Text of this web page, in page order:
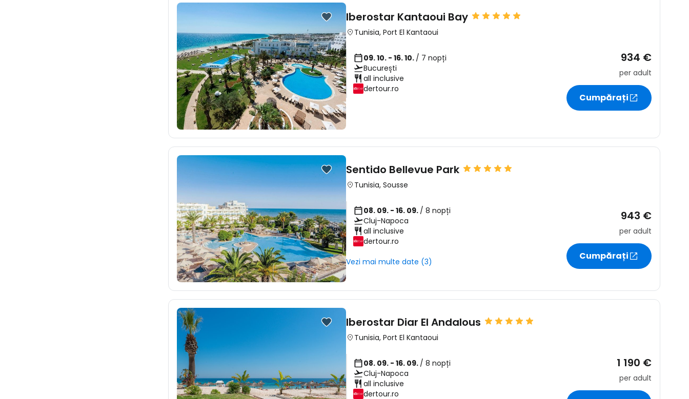
Iberostar Kantaoui Bay
Tunisia, Port El Kantaoui
09. 10. - 16. 10. / 7 nopți
București
all inclusive
dertour.ro
934 €
per adult
Cumpărați
Sentido Bellevue Park
Tunisia, Sousse
08. 09. - 16. 09. / 8 nopți
Cluj-Napoca
all inclusive
dertour.ro
Vezi mai multe date (3)
943 €
per adult
Cumpărați
Iberostar Diar El Andalous
Tunisia, Port El Kantaoui
08. 09. - 16. 09. / 8 nopți
Cluj-Napoca
all inclusive
dertour.ro
1 190 €
per adult